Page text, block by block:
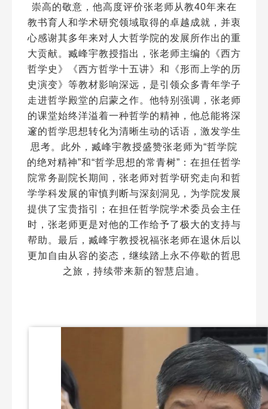
崇高的敬意，他高度评价张老师从教40年来在
教书育人和学术研究领域取得的卓越成就，并衷
心感谢其多年来对人大哲学院的发展所作出的重
大贡献。臧峰宇教授指出，张老师主编的《西方
哲学史》《西方哲学十五讲》和《形而上学的历
史演变》等教材影响深远，是引领众多青年学子
走进哲学殿堂的启蒙之作。他特别强调，张老师
的课堂始终洋溢着一种哲学的精神，他总能将深
邃的哲学思想转化为清晰生动的话语，激发学生
思考。此外，臧峰宇教授盛赞张老师为“哲学院
的绝对精神”和“哲学思想的常青树”：在担任哲学
院常务副院长期间，张老师对哲学研究走向和哲
学学科发展的审慎判断与深刻洞见，为学院发展
提供了宝贵指引；在担任哲学院学术委员会主任
时，张老师更是对他的工作给予了极大的支持与
帮助。最后，臧峰宇教授祝福张老师在退休后以
更加自由从容的姿态，继续踏上永不停歇的哲思
之旅，持续带来新的智慧启迪。